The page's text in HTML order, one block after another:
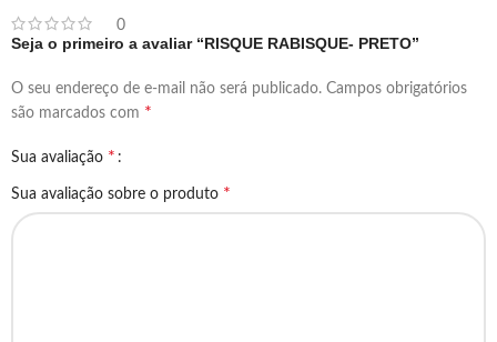
0
Seja o primeiro a avaliar “RISQUE RABISQUE- PRETO”
O seu endereço de e-mail não será publicado. Campos obrigatórios
são marcados com *
Sua avaliação *
Sua avaliação sobre o produto *